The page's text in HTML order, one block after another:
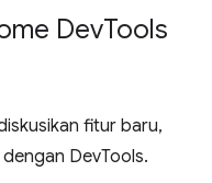
DevTools
fitur baru,
DevTools.